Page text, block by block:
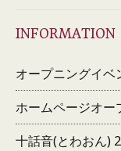
INFORMATION
オープニングイベ
ホームページオー
十話音(とわおん)